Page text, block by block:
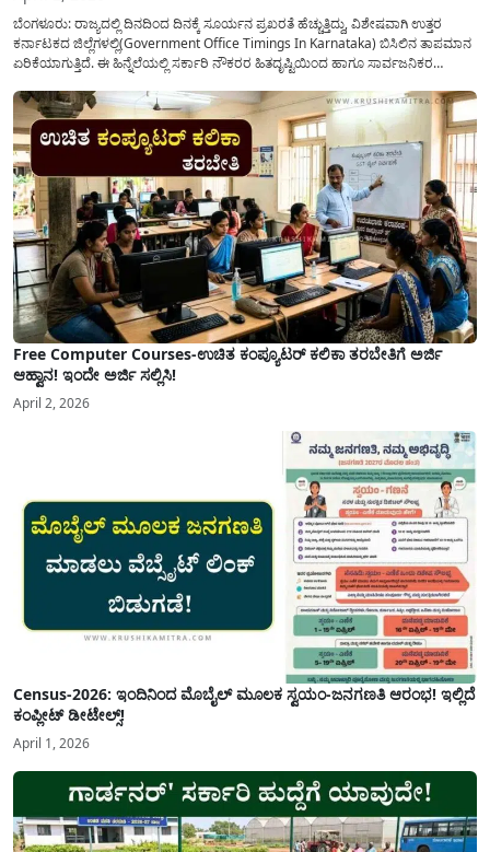
ಬೆಂಗಳೂರು: ರಾಜ್ಯದಲ್ಲಿ ದಿನದಿಂದ ದಿನಕ್ಕೆ ಸೂರ್ಯನ ಪ್ರಖರತೆ ಹೆಚ್ಚುತ್ತಿದ್ದು, ವಿಶೇಷವಾಗಿ ಉತ್ತರ
ಕರ್ನಾಟಕದ ಜಿಲ್ಲೆಗಳಲ್ಲಿ(Government Office Timings In Karnataka) ಬಿಸಿಲಿನ ತಾಪಮಾನ
ಏರಿಕೆಯಾಗುತ್ತಿದೆ. ಈ ಹಿನ್ನೆಲೆಯಲ್ಲಿ ಸರ್ಕಾರಿ ನೌಕರರ ಹಿತದೃಷ್ಟಿಯಿಂದ ಹಾಗೂ ಸಾರ್ವಜನಿಕರ
ಮತ್ತು ಕಲ್ಯಾಣ ಕರ್ನಾಟಕದ ಒಟ್ಟು 9 ಜಿಲ್ಲೆಗಳಲ್ಲಿ ಏಪ್ರಿಲ್...
Free Computer Courses-ಉಚಿತ ಕಂಪ್ಯೂಟರ್ ಕಲಿಕಾ ತರಬೇತಿಗೆ ಅರ್ಜಿ
ಆಹ್ವಾನ! ಇಂದೇ ಅರ್ಜಿ ಸಲ್ಲಿಸಿ!
April 2, 2026
Census-2026: ಇಂದಿನಿಂದ ಮೊಬೈಲ್ ಮೂಲಕ ಸ್ವಯಂ-ಜನಗಣತಿ ಆರಂಭ! ಇಲ್ಲಿದೆ
ಕಂಪ್ಲೀಟ್ ಡೀಟೇಲ್ಸ್!
April 1, 2026